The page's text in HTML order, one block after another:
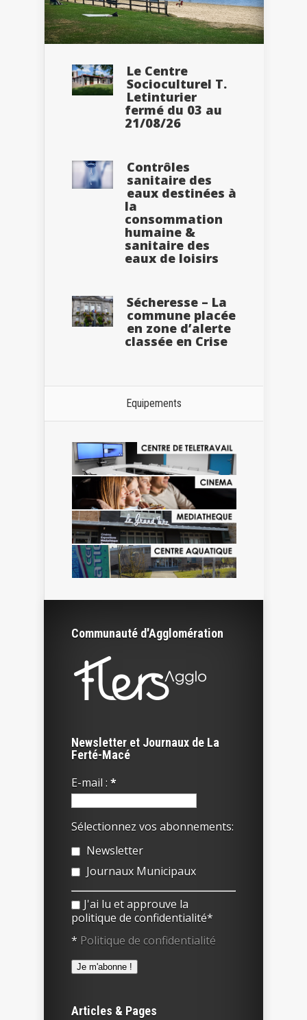
Le Centre
Socioculturel T.
Letinturier
fermé du 03 au
21/08/26
Contrôles
sanitaire des
eaux destinées à
la
consommation
humaine &
sanitaire des
eaux de loisirs
Sécheresse – La
commune placée
en zone d’alerte
classée en Crise
Equipements
Communauté d'Agglomération
Newsletter et Journaux de La
Ferté-Macé
E-mail : *
Sélectionnez vos abonnements:
Newsletter
Journaux Municipaux
J'ai lu et approuve la
politique de confidentialité*
* Politique de confidentialité
Articles & Pages